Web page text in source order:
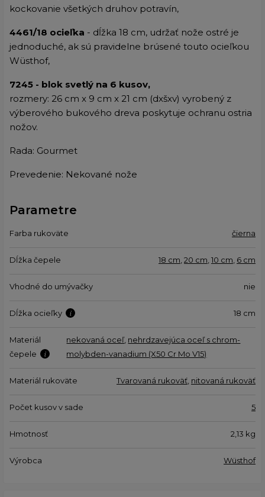
kockovanie všetkých druhov potravín,
4461/18 ocieľka - dĺžka 18 cm, udržať nože ostré je
jednoduché, ak sú pravidelne brúsené touto ocieľkou
Wüsthof,
7245 - blok svetlý na 6 kusov,
rozmery: 26 cm x 9 cm x 21 cm (dxšxv) vyrobený z
výberového bukového dreva poskytuje ochranu ostria
nožov.
Rada: Gourmet
Prevedenie: Nekované nože
Parametre
Farba rukoväte čierna
Dĺžka čepele 18 cm 20 cm 10 cm 6 cm
Vhodné do umývačky nie
Dĺžka ocieľky 18 cm
Materiál
čepele
nekovaná oceľ nehrdzavejúca oceľ s chrom-
molybden-vanadium (X50 Cr Mo V15)
Materiál rukoväte Tvarovaná rukoväť nitovaná rukoväť
Počet kusov v sade 5
Hmotnosť 2,13 kg
Výrobca Wüsthof